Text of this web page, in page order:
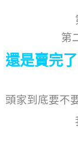
第
還是賣完
頭家到底要不